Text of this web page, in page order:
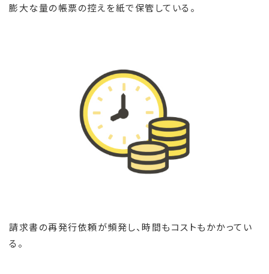
膨大な量の帳票の控えを紙で保管している。
請求書の再発行依頼が頻発し、時間もコストもかかってい
る。